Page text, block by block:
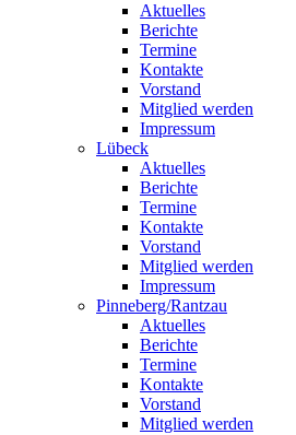
Aktuelles
Berichte
Termine
Kontakte
Vorstand
Mitglied werden
Impressum
Lübeck
Aktuelles
Berichte
Termine
Kontakte
Vorstand
Mitglied werden
Impressum
Pinneberg/Rantzau
Aktuelles
Berichte
Termine
Kontakte
Vorstand
Mitglied werden